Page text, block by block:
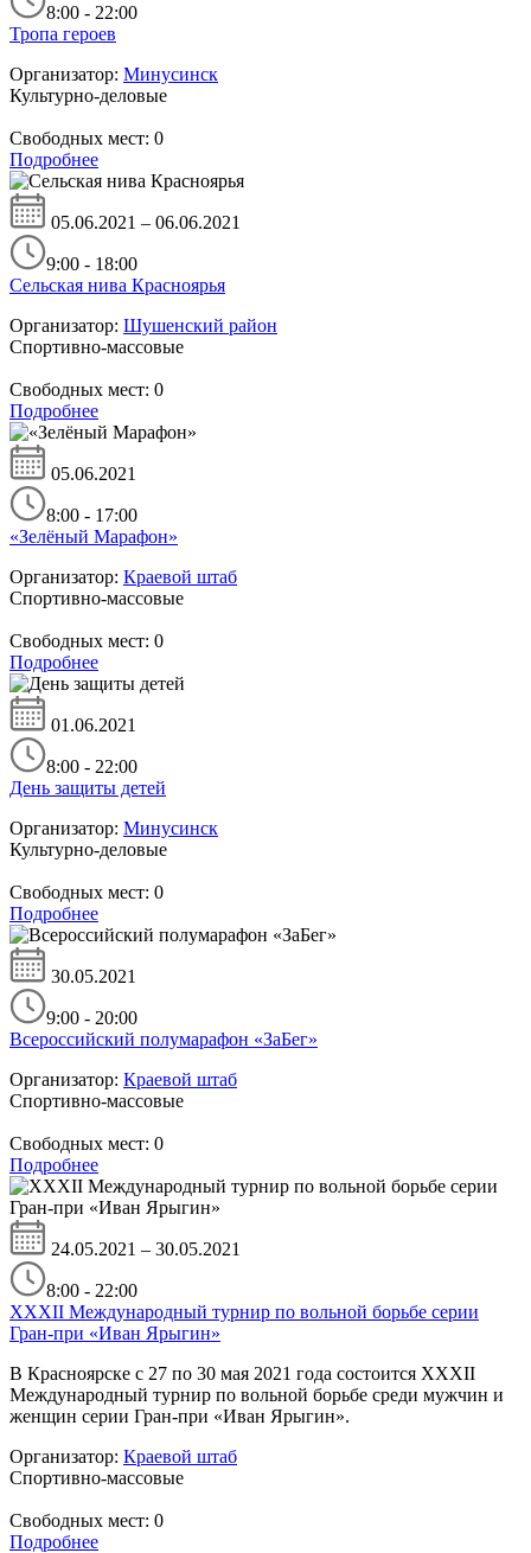
8:00 - 22:00
Тропа героев
Организатор: Минусинск
Культурно-деловые
Свободных мест: 0
Подробнее
05.06.2021 – 06.06.2021
9:00 - 18:00
Сельская нива Красноярья
Организатор: Шушенский район
Спортивно-массовые
Свободных мест: 0
Подробнее
05.06.2021
8:00 - 17:00
«Зелёный Марафон»
Организатор: Краевой штаб
Спортивно-массовые
Свободных мест: 0
Подробнее
01.06.2021
8:00 - 22:00
День защиты детей
Организатор: Минусинск
Культурно-деловые
Свободных мест: 0
Подробнее
30.05.2021
9:00 - 20:00
Всероссийский полумарафон «ЗаБег»
Организатор: Краевой штаб
Спортивно-массовые
Свободных мест: 0
Подробнее
24.05.2021 – 30.05.2021
8:00 - 22:00
XXXII Международный турнир по вольной борьбе серии
Гран-при «Иван Ярыгин»
В Красноярске с 27 по 30 мая 2021 года состоится XXXII
Международный турнир по вольной борьбе среди мужчин и
женщин серии Гран-при «Иван Ярыгин».
Организатор: Краевой штаб
Спортивно-массовые
Свободных мест: 0
Подробнее